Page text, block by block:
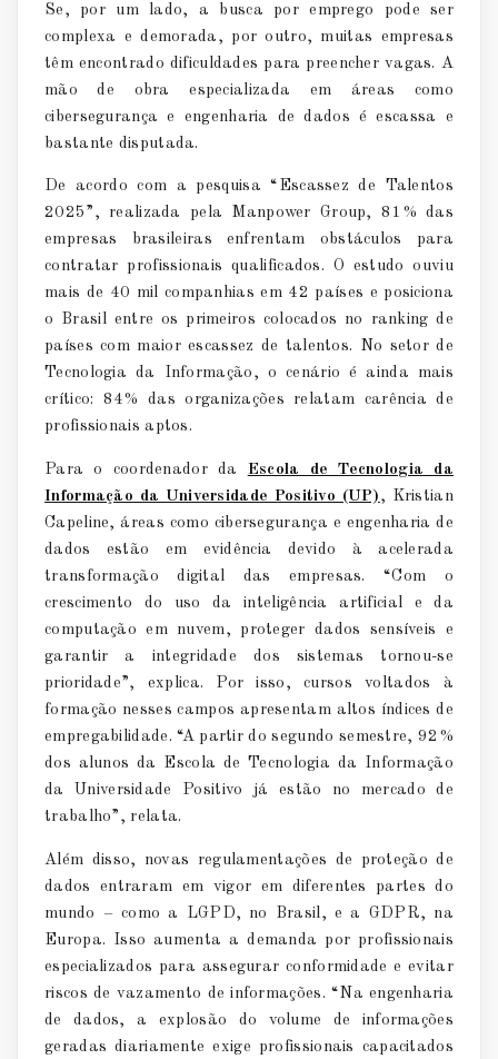
Se, por um lado, a busca por emprego pode ser
complexa e demorada, por outro, muitas empresas
têm encontrado dificuldades para preencher vagas. A
mão de obra especializada em áreas como
cibersegurança e engenharia de dados é escassa e
bastante disputada.
De acordo com a pesquisa “Escassez de Talentos
2025”, realizada pela Manpower Group, 81% das
empresas brasileiras enfrentam obstáculos para
contratar profissionais qualificados. O estudo ouviu
mais de 40 mil companhias em 42 países e posiciona
o Brasil entre os primeiros colocados no
ranking de
países com maior escassez de talentos. No setor de
Tecnologia da Informação, o cenário é ainda mais
crítico: 84% das organizações relatam carência de
profissionais aptos.
Para o coordenador da Escola de Tecnologia da
Informação da Universidade Positivo (UP) , Kristian
Capeline, áreas como cibersegurança e engenharia de
dados estão em evidência devido à acelerada
transformação digital das empresas. “Com o
crescimento do uso da inteligência artificial e da
computação em nuvem, proteger dados sensíveis e
garantir a integridade dos sistemas tornou-se
prioridade”, explica. Por isso, cursos voltados à
formação nesses campos apresentam altos índices de
empregabilidade. “A partir do segundo semestre, 92%
dos alunos da Escola de Tecnologia da Informação
da Universidade Positivo já estão no mercado de
trabalho”, relata.
Além disso, novas regulamentações de proteção de
dados entraram em vigor em diferentes partes do
mundo – como a LGPD, no Brasil, e a GDPR, na
Europa. Isso aumenta a demanda por profissionais
especializados para assegurar conformidade e evitar
riscos de vazamento de informações. “Na engenharia
de dados, a explosão do volume de informações
geradas diariamente exige profissionais capacitados